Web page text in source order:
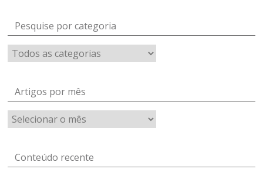
Pesquise por categoria
Artigos por mês
Artigos
por
Conteúdo recente